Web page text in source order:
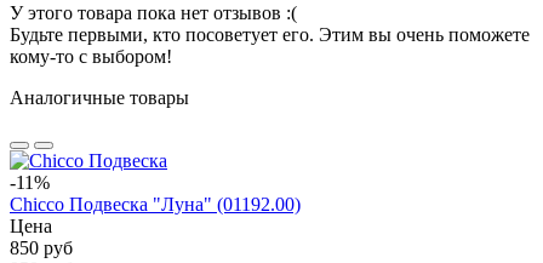
У этого товара пока нет отзывов :(
Будьте первыми, кто посоветует его. Этим вы очень поможете
кому-то с выбором!
Аналогичные товары
-11%
Chicco Подвеска "Луна" (01192.00)
Цена
850 руб